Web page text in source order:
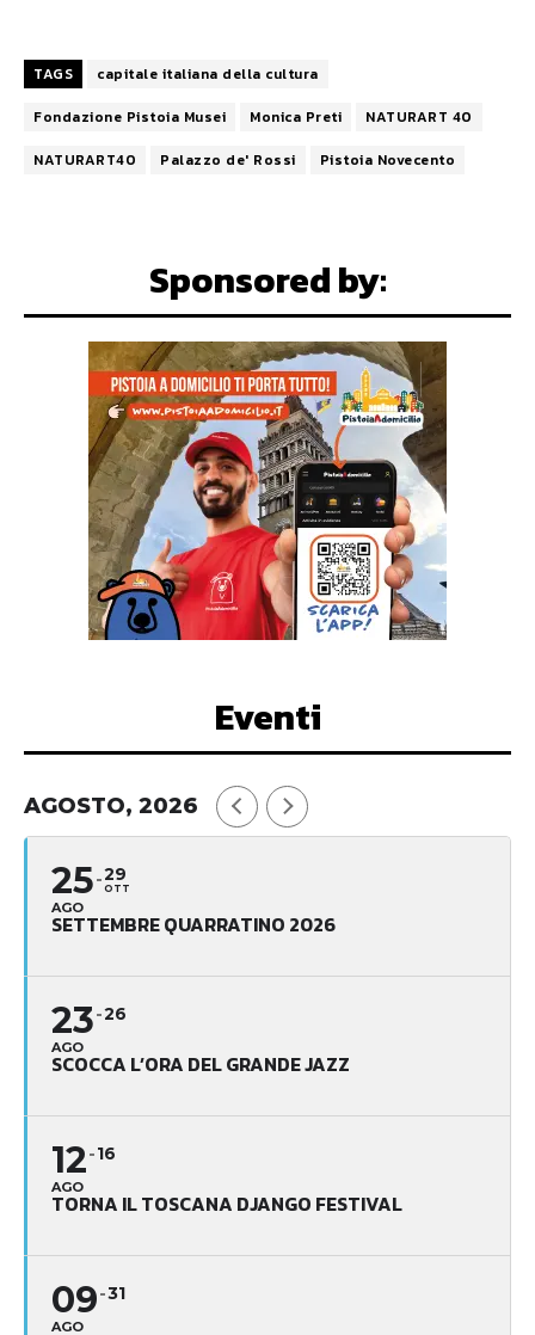
TAGS
capitale italiana della cultura
Fondazione Pistoia Musei
Monica Preti
NATURART 40
NATURART40
Palazzo de' Rossi Pistoia Novecento
Sponsored by:
Eventi
AGOSTO, 2026
25
AGO
29
OTT
SETTEMBRE QUARRATINO 2026
23
AGO
26
SCOCCA L’ORA DEL GRANDE JAZZ
12
AGO
16
TORNA IL TOSCANA DJANGO FESTIVAL
09
AGO
31